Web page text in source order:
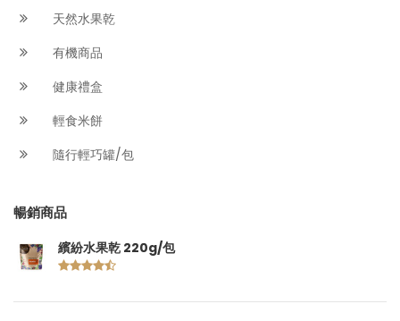
天然水果乾
有機商品
健康禮盒
輕食米餅
隨行輕巧罐/包
暢銷商品
繽紛水果乾 220g/包